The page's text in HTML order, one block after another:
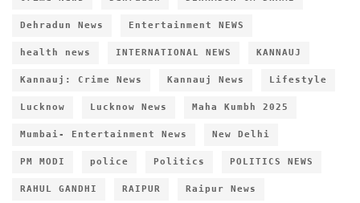
Dehradun News Entertainment NEWS
health news INTERNATIONAL NEWS KANNAUJ
Kannauj: Crime News Kannauj News Lifestyle
Lucknow Lucknow News Maha Kumbh 2025
Mumbai- Entertainment News New Delhi
PM MODI police Politics POLITICS NEWS
RAHUL GANDHI RAIPUR Raipur News